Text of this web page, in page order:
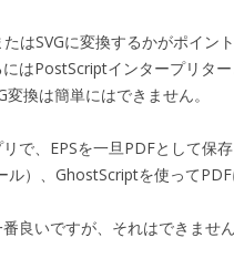
はSVGに変換するかがポイン
はPostScriptインタープリタ
換は簡単にはできません。
で、EPSを一旦PDFとして保
）、GhostScriptを使ってPDF
良いですが、それはできません